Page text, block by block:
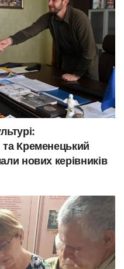
Кременецький
нових керівників